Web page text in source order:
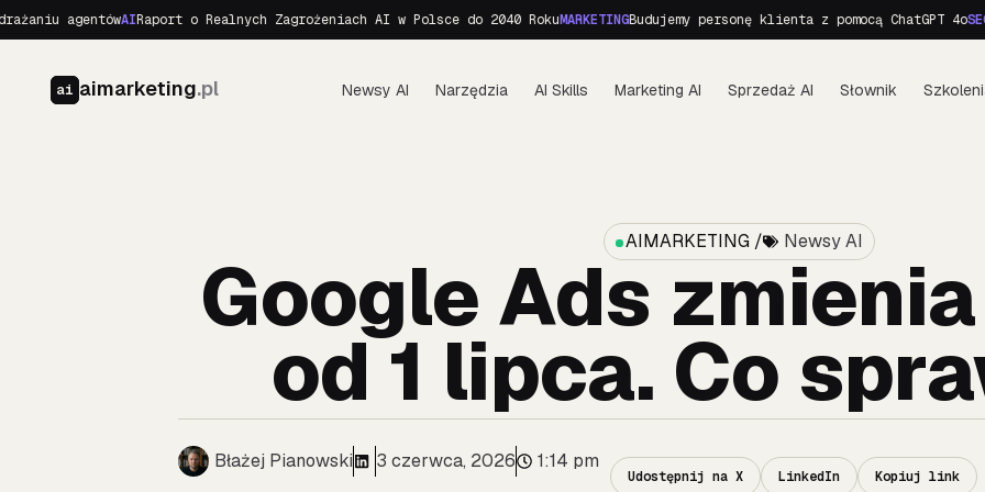
agentówAIRaport o Realnych Zagrożeniach AI w Polsce do 2040 RokuMARKETINGBudujemy personę klienta z pomocą ChatGPT 4oSEO
ai aimarketing.pl Newsy AI Narzędzia AI Skills Marketing AI Sprzedaż AI Słownik
AIMARKETING / Newsy AI
Google Ads
od 1 lipca. Co
Błażej Pianowski 3 czerwca, 2026 1:14 pm
Udostępnij na X LinkedIn Kopiuj link